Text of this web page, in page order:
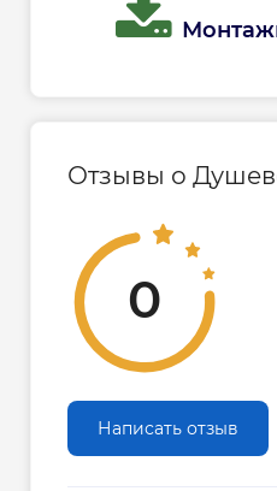
Отзывы о
0
Написать отзыв